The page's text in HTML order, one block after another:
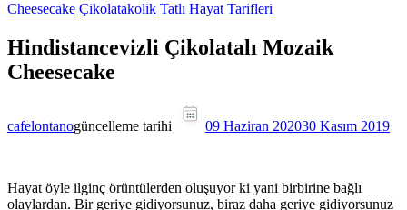
Cheesecake Çikolatakolik Tatlı Hayat Tarifleri
Hindistancevizli Çikolatalı Mozaik
Cheesecake
cafelontanogüncelleme tarihi 09 Haziran 202030 Kasım 2019
Hayat öyle ilginç örüntülerden oluşuyor ki yani birbirine bağlı
olaylardan. Bir geriye gidiyorsunuz, biraz daha geriye gidiyorsunuz